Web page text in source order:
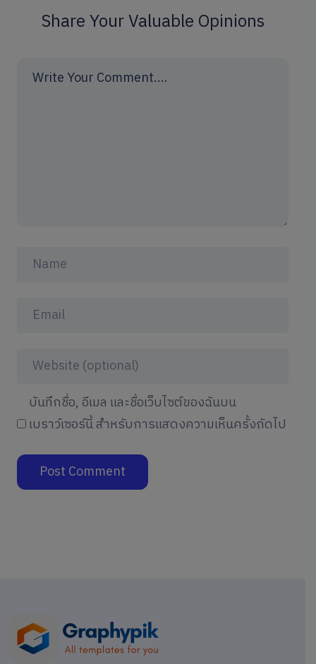
Share Your Valuable Opinions
บันทึกชื่อ, อีเมล และชื่อเว็บไซต์ของฉันบน
เบราว์เซอร์นี้ สำหรับการแสดงความเห็นครั้งถัดไป